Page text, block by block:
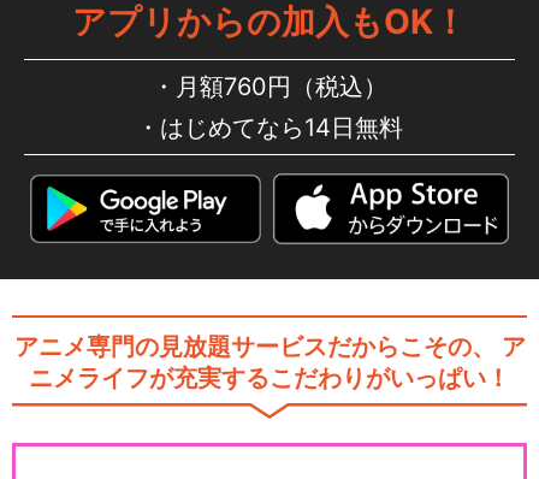
アプリからの加入もOK！
月額760円（税込）
はじめてなら14日無料
アニメ専門の見放題サービスだからこその、
ア
ニメライフが充実するこだわりがいっぱい！